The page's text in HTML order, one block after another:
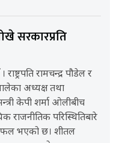
सरकारप्रति
राष्ट्रपति रामचन्द्र पौडेल र
अध्यक्ष तथा
केपी शर्मा ओलीबीच
राजनीतिक परिस्थितिबारे
भएको छ। शीतल